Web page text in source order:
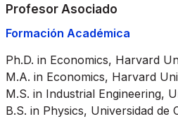
Profesor Asociado
Formación Académica
Ph.D. in Economics, Harvard
M.A. in Economics, Harvard
M.S. in Industrial Engineering,
B.S. in Physics, Universidad de